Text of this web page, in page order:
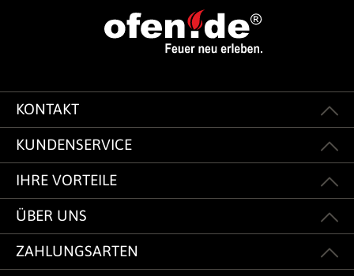
KONTAKT
KUNDENSERVICE
IHRE VORTEILE
ÜBER UNS
ZAHLUNGSARTEN